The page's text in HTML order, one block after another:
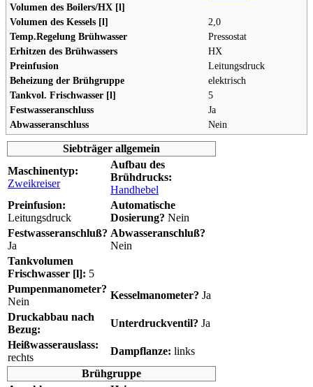
Volumen des Boilers/HX [l]
Volumen des Kessels [l]
2,0
Temp.Regelung Brühwasser
Pressostat
Erhitzen des Brühwassers
HX
Preinfusion
Leitungsdruck
Beheizung der Brühgruppe
elektrisch
Tankvol. Frischwasser [l]
5
Festwasseranschluss
Ja
Abwasseranschluss
Nein
Siebträger allgemein
Maschinentyp:
Zweikreiser
Aufbau des
Brühdrucks:
Handhebel
Preinfusion:
Leitungsdruck
Automatische
Dosierung? Nein
Festwasseranschluß?
Ja
Abwasseranschluß?
Nein
Tankvolumen
Frischwasser [l]: 5
Pumpenmanometer?
Nein
Kesselmanometer? Ja
Druckabbau nach
Bezug:
Unterdruckventil? Ja
Heißwasserauslass:
rechts
Dampflanze: links
Brühgruppe